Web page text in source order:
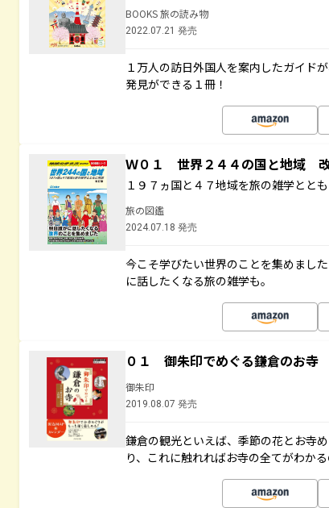
BOOKS 旅の読み物
2022.07.21 発売
１万人の訪日外国人を案内したガイド
発見ができる１冊！
Ｗ０１ 世界２４４の国と地域
１９７ヵ国と４７地域を旅の雑学とと
旅の図鑑
2024.07.18 発売
今こそ学びたい世界のことを集めまし
に話したくなる旅の雑学も。
０１ 御朱印でめぐる鎌倉のお
御朱印
2019.08.07 発売
鎌倉の観光といえば、季節の花とお寺
り、これに触れればお寺の全てがわかる